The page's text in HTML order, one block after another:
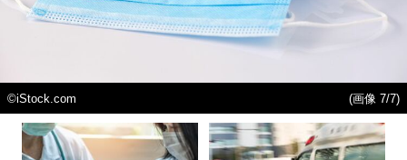
©️iStock.com (画像 7/7)